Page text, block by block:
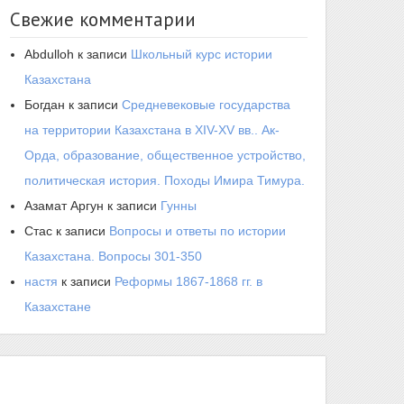
Свежие комментарии
Abdulloh к записи Школьный курс истории
Казахстана
Богдан к записи Средневековые государства
на территории Казахстана в XIV-XV вв.. Ак-
Орда, образование, общественное устройство,
политическая история. Походы Имира Тимура.
Азамат Аргун к записи Гунны
Стас к записи Вопросы и ответы по истории
Казахстана. Вопросы 301-350
настя к записи Реформы 1867-1868 гг. в
Казахстане